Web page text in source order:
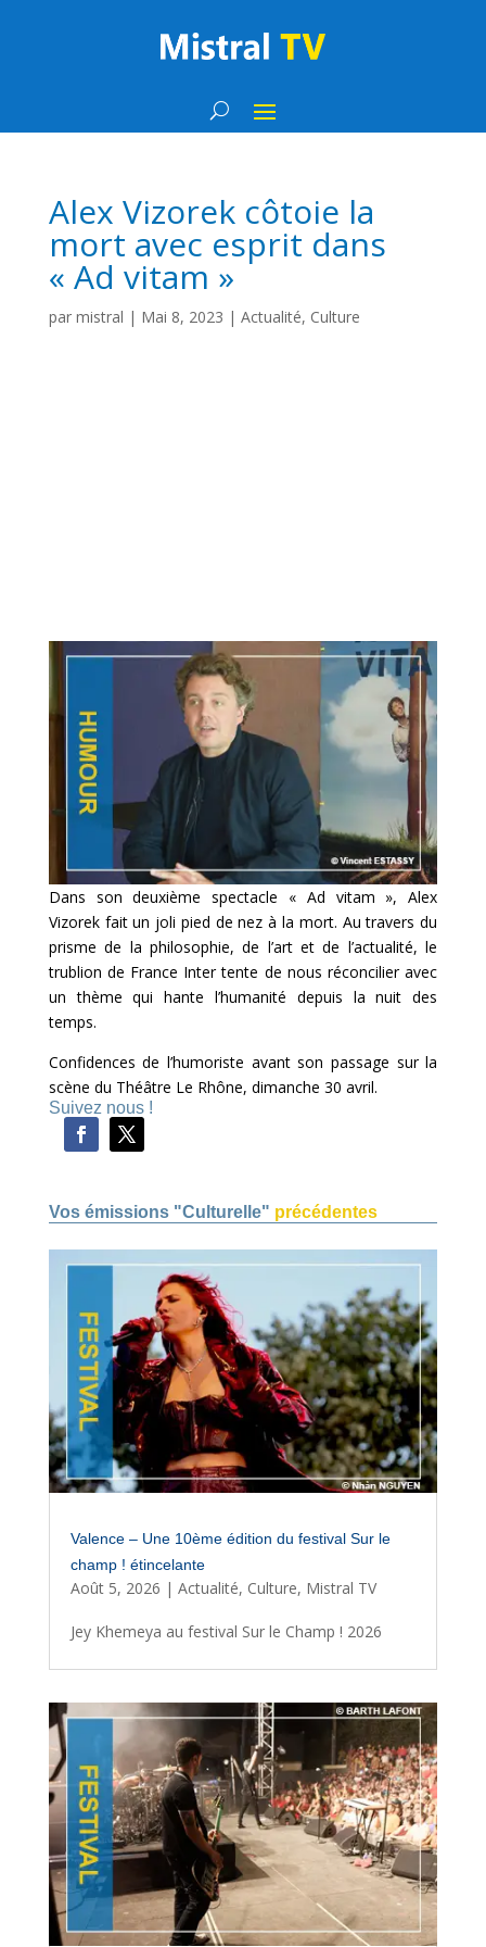
Alex Vizorek côtoie la
mort avec esprit dans
« Ad vitam »
par mistral | Mai 8, 2023 | Actualité, Culture
Dans son deuxième spectacle « Ad vitam », Alex
Vizorek fait un joli pied de nez à la mort. Au travers du
prisme de la philosophie, de l’art et de l’actualité, le
trublion de France Inter tente de nous réconcilier avec
un thème qui hante l’humanité depuis la nuit des
temps.
Confidences de l’humoriste avant son passage sur la
scène du Théâtre Le Rhône, dimanche 30 avril.
Suivez nous !
Vos émissions "Culturelle" précédentes
Valence – Une 10ème édition du festival Sur le
champ ! étincelante
Août 5, 2026 | Actualité, Culture, Mistral TV
Jey Khemeya au festival Sur le Champ ! 2026